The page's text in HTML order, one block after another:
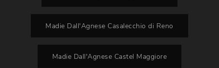
Madie Dall'Agnese Casalecchio di Reno
Madie Dall'Agnese Castel Maggiore